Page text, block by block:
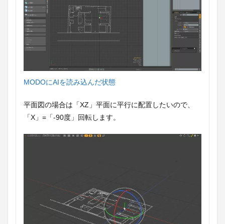
MODOにAIを読み込んだ状態
平面図の場合は「XZ」平面に平行に配置したいので、
「X」=「-90度」回転します。